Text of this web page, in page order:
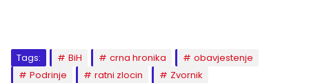
Tags: BiH crna hronika
obavjestenje
Podrinje
ratni zlocin Zvornik